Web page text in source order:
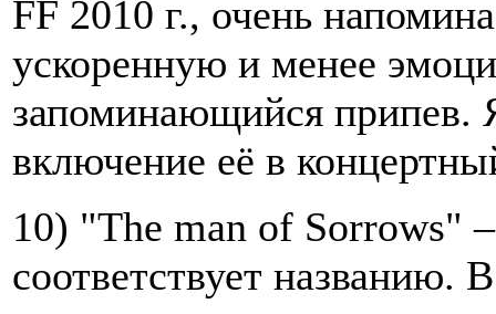
FF 2010 г., очень
ускоренную и менее
запоминающийся припев.
включение её в
10) "The man of Sorrows"
соответствует названию.